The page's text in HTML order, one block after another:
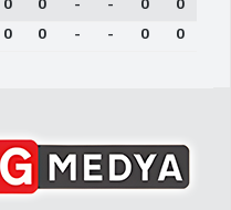
0 0 - - 0 0